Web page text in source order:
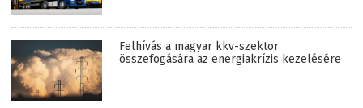
Felhívás a magyar kkv-szektor
összefogására az energiakrízis kezelésére